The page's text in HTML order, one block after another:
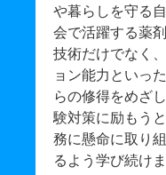
や暮らしを守る
会で活躍する薬
技術だけでなく
ョン能力といっ
らの修得をめざ
験対策に励もう
務に懸命に取り
るよう学び続けま